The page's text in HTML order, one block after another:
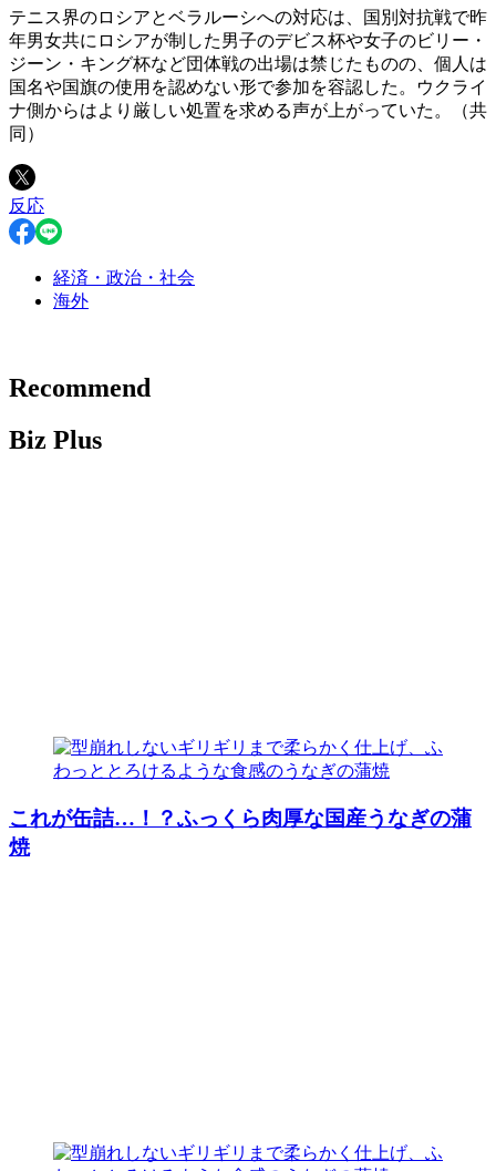
テニス界のロシアとベラルーシへの対応は、国別対抗戦で昨
年男女共にロシアが制した男子のデビス杯や女子のビリー・
ジーン・キング杯など団体戦の出場は禁じたものの、個人は
国名や国旗の使用を認めない形で参加を容認した。ウクライ
ナ側からはより厳しい処置を求める声が上がっていた。（共
同）
反応
経済・政治・社会
海外
Recommend
Biz Plus
これが缶詰…！？ふっくら肉厚な国産うなぎの蒲
焼